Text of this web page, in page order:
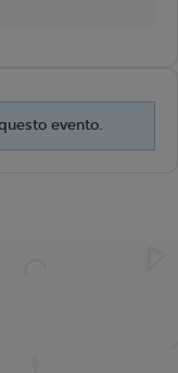
evento.